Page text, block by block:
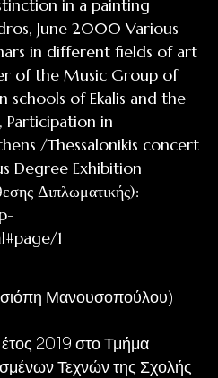
Μανουσοπούλου)
2019 στο Τμήμα
Τεχνών της Σχολής